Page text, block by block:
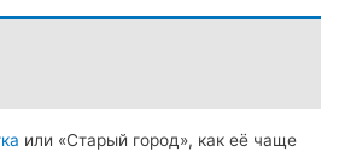
или «Старый город», как её чаще